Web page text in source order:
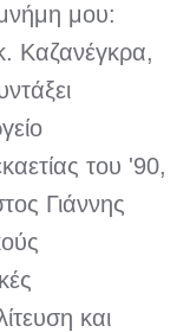
μου:
Καζανέγκρα,
του '90,
Γιάννης
και